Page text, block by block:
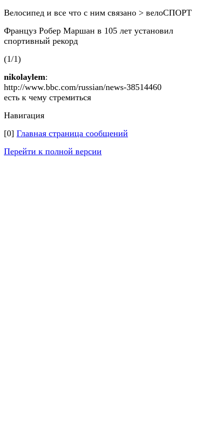
Велосипед и все что с ним связано > велоСПОРТ
Француз Робер Маршан в 105 лет установил
спортивный рекорд
(1/1)
nikolaylem:
http://www.bbc.com/russian/news-38514460
есть к чему стремиться
Навигация
[0] Главная страница сообщений
Перейти к полной версии